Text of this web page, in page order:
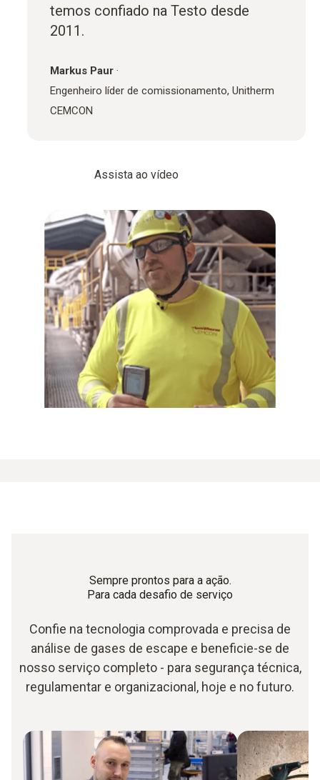
temos confiado na Testo desde
2011.
Markus Paur ·
Engenheiro líder de comissionamento, Unitherm
CEMCON
Assista ao vídeo
Sempre prontos para a ação.
Para cada desafio de serviço
Confie na tecnologia comprovada e precisa de
análise de gases de escape e beneficie-se de
nosso serviço completo - para segurança técnica,
regulamentar e organizacional, hoje e no futuro.